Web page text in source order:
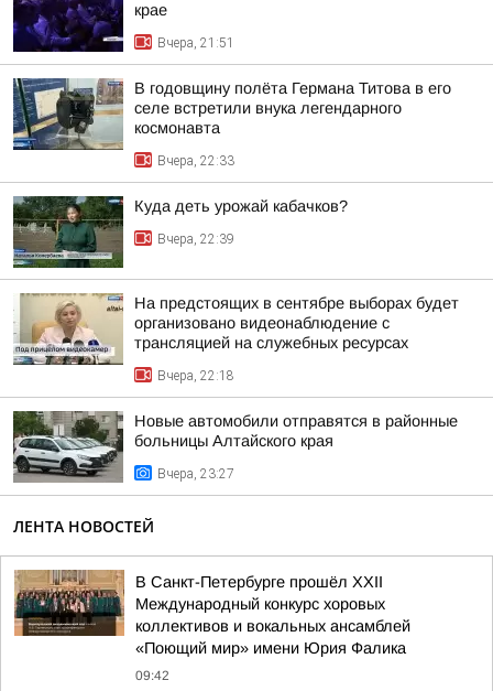
крае
Вчера, 21:51
В годовщину полёта Германа Титова в его
селе встретили внука легендарного
космонавта
Вчера, 22:33
Куда деть урожай кабачков?
Вчера, 22:39
На предстоящих в сентябре выборах будет
организовано видеонаблюдение с
трансляцией на служебных ресурсах
Вчера, 22:18
Новые автомобили отправятся в районные
больницы Алтайского края
Вчера, 23:27
ЛЕНТА НОВОСТЕЙ
В Санкт-Петербурге прошёл XXII
Международный конкурс хоровых
коллективов и вокальных ансамблей
«Поющий мир» имени Юрия Фалика
09:42